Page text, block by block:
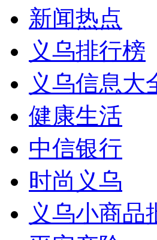
新闻热点
义乌排行榜
义乌信息大
健康生活
中信银行
时尚义乌
义乌小商品